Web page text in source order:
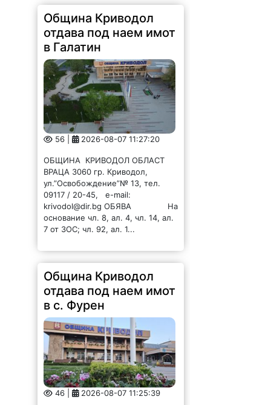
Община Криводол
отдава под наем имот
в Галатин
56 | 2026-08-07 11:27:20
ОБЩИНА КРИВОДОЛ ОБЛАСТ
ВРАЦА 3060 гр. Криводол,
ул.”Освобождение”№ 13, тел.
09117 / 20-45, e-mail:
krivodol@dir.bg ОБЯВА На
основание чл. 8, ал. 4, чл. 14, ал.
7 от ЗОС; чл. 92, ал. 1...
Община Криводол
отдава под наем имот
в с. Фурен
46 | 2026-08-07 11:25:39